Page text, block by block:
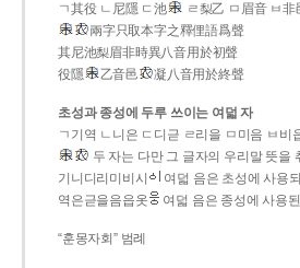
ㄱ其役 ㄴ尼隱 ㄷ池
ㄹ梨乙 ㅁ眉音 ㅂ非
兩字只取本字之釋俚語爲聲
其尼池梨眉非時異八音用於初聲
役隱
乙音邑 凝八音用於終聲
초성과 종성에 두루 쓰이는 여덟 자
ㄱ기역 ㄴ니은 ㄷ디귿 ㄹ리을 ㅁ미음 ㅂ비
두 자는 다만 그 글자의 우리말 뜻을
기니디리미비시
여덟 음은 초성에 사용
역은귿을음읍옷
여덟 음은 종성에 사용
“훈몽자회” 범례